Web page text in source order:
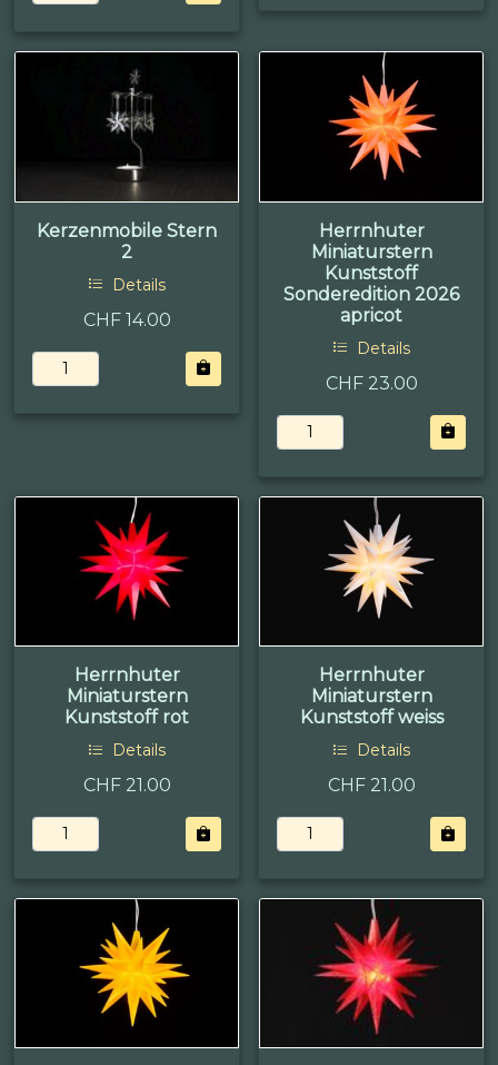
Kerzenmobile Stern
2
Details
CHF 14.00
Herrnhuter
Miniaturstern
Kunststoff
Sonderedition 2026
apricot
Details
CHF 23.00
Herrnhuter
Miniaturstern
Kunststoff rot
Details
CHF 21.00
Herrnhuter
Miniaturstern
Kunststoff weiss
Details
CHF 21.00